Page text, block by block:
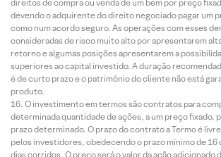
direitos de compra ou venda de um bem por preço
devendo o adquirente do direito negociado pagar um
como num acordo seguro. As operações com esses
consideradas de risco muito alto por apresentarem
retorno e algumas posições apresentarem a
superiores ao capital investido. A duração
é de curto prazo e o patrimônio do cliente não está
produto.
O investimento em termos são contratos para
determinada quantidade de ações, a um preço fixado,
prazo determinado. O prazo do contrato a Termo é
pelos investidores, obedecendo o prazo mínimo de 16
dias corridos. O preço será o valor da ação adicionado